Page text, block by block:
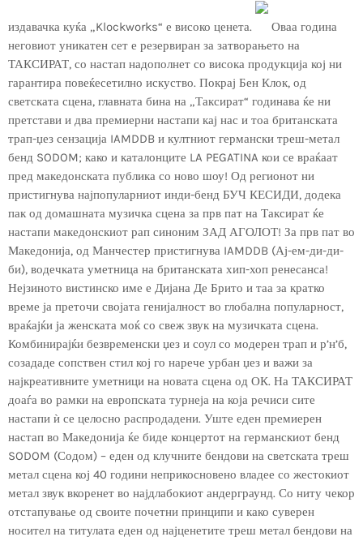
издавачка куќа „Klockworks“ е високо ценета.
Оваа година
неговиот уникатен сет е резервиран за затворањето на
ТАКСИРАТ, со настап надополнет со висока продукција кој ни
гарантира повеќесетилно искуство. Покрај Бен Клок, од
светската сцена, главната бина на „Таксират“ годинава ќе ни
претстави и два премиерни настапи кај нас и тоа британската
трап-џез сензација IAMDDB и култниот германски треш-метал
бенд SODOM; како и каталонците LA PEGATINA кои се враќаат
пред македонската публика со ново шоу! Од регионот ни
пристигнува најпопуларниот инди-бенд БУЧ КЕСИДИ, додека
пак од домашната музичка сцена за прв пат на Таксират ќе
настапи македонскиот рап синоним ЗАД АГОЛОТ! За прв пат во
Македонија, од Манчестер пристигнува IAMDDB (Ај-ем-ди-ди-
би), водечката уметница на британската хип-хоп ренесанса!
Нејзиното вистинско име е Дијана Де Брито и таа за кратко
време ја преточи својата генијалност во глобална популарност,
враќајќи ја женската моќ со свеж звук на музичката сцена.
Комбинирајќи безвременски џез и соул со модерен трап и р’н’б,
созададе сопствен стил кој го нарече урбан џез и важи за
најкреативните уметници на новата сцена од ОК. На ТАКСИРАТ
доаѓа во рамки на европската турнеја на која речиси сите
настапи ѝ се целосно распродадени. Уште еден премиерен
настап во Македонија ќе биде концертот на германскиот бенд
SODOM (Содом) – еден од клучните бендови на светската треш
метал сцена кој 40 години неприкосновено владее со жестокиот
метал звук вкоренет во најдлабокиот андерграунд. Со ниту чекор
отстапување од своите почетни принципи и како суверен
носител на титулата еден од најценетите треш метал бендови на